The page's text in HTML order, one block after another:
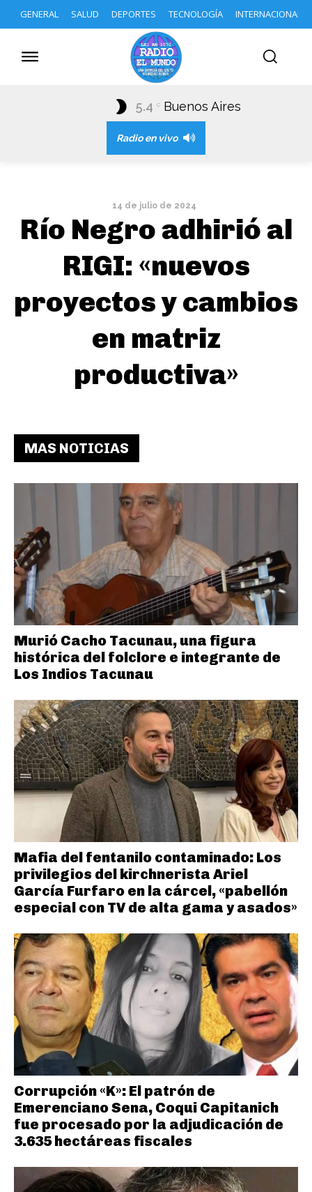
GENERAL SALUD DEPORTES TECNOLOGÍA INTERNACIONAL
5.4 C Buenos Aires
Radio en vivo
14 de julio de 2024
Río Negro adhirió al
RIGI: «nuevos
proyectos y cambios
en matriz
productiva»
MAS NOTICIAS
Murió Cacho Tacunau, una figura
histórica del folclore e integrante de
Los Indios Tacunau
Mafia del fentanilo contaminado: Los
privilegios del kirchnerista Ariel
García Furfaro en la cárcel, «pabellón
especial con TV de alta gama y asados»
Corrupción «K»: El patrón de
Emerenciano Sena, Coqui Capitanich
fue procesado por la adjudicación de
3.635 hectáreas fiscales